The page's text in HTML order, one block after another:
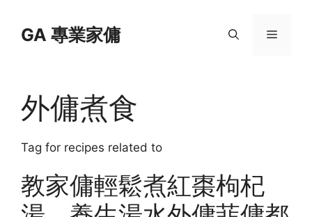
contentGA 專業家傭 Menu
外傭煮食
Tag for recipes related to
教家傭輕鬆煮紅棗枸杞